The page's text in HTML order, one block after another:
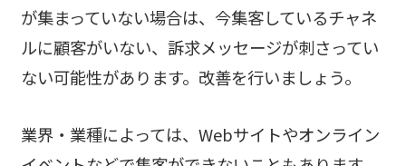
が集まっていない場合は、今集客しているチャネ
ルに顧客がいない、訴求メッセージが刺さってい
ない可能性があります。改善を行いましょう。
業界・業種によっては、Webサイトやオンライン